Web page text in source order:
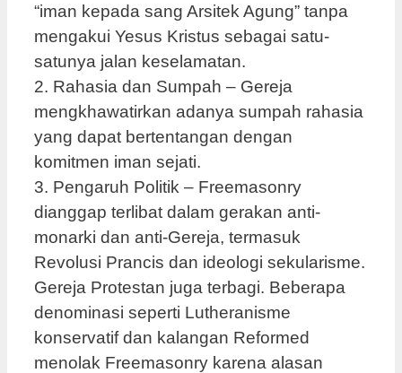
“iman kepada sang Arsitek Agung” tanpa
mengakui Yesus Kristus sebagai satu-
satunya jalan keselamatan.
2. Rahasia dan Sumpah – Gereja
mengkhawatirkan adanya sumpah rahasia
yang dapat bertentangan dengan
komitmen iman sejati.
3. Pengaruh Politik – Freemasonry
dianggap terlibat dalam gerakan anti-
monarki dan anti-Gereja, termasuk
Revolusi Prancis dan ideologi sekularisme.
Gereja Protestan juga terbagi. Beberapa
denominasi seperti Lutheranisme
konservatif dan kalangan Reformed
menolak Freemasonry karena alasan